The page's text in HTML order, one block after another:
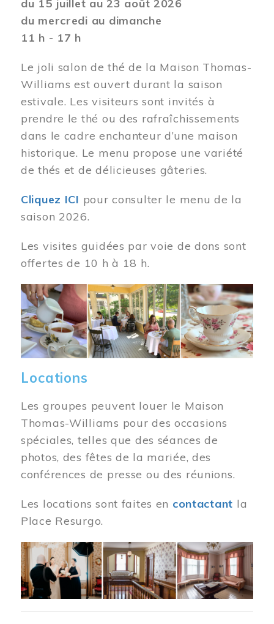
du 15 juillet au 23 août 2026
du mercredi au dimanche
11 h - 17 h
Le joli salon de thé de la Maison Thomas-
Williams est ouvert durant la saison
estivale. Les visiteurs sont invités à
prendre le thé ou des rafraîchissements
dans le cadre enchanteur d’une maison
historique. Le menu propose une variété
de thés et de délicieuses gâteries.
Cliquez ICI pour consulter le menu de la
saison 2026.
Les visites guidées par voie de dons sont
offertes de 10 h à 18 h.
Image
Locations
Les groupes peuvent louer le Maison
Thomas-Williams pour des occasions
spéciales, telles que des séances de
photos, des fêtes de la mariée, des
conférences de presse ou des réunions.
Les locations sont faites en contactant la
Place Resurgo.
Image